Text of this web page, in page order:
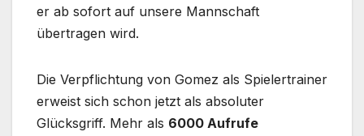
er ab sofort auf unsere Mannschaft
übertragen wird.
Die Verpflichtung von Gomez als Spielertrainer
erweist sich schon jetzt als absoluter
Glücksgriff. Mehr als 6000 Aufrufe